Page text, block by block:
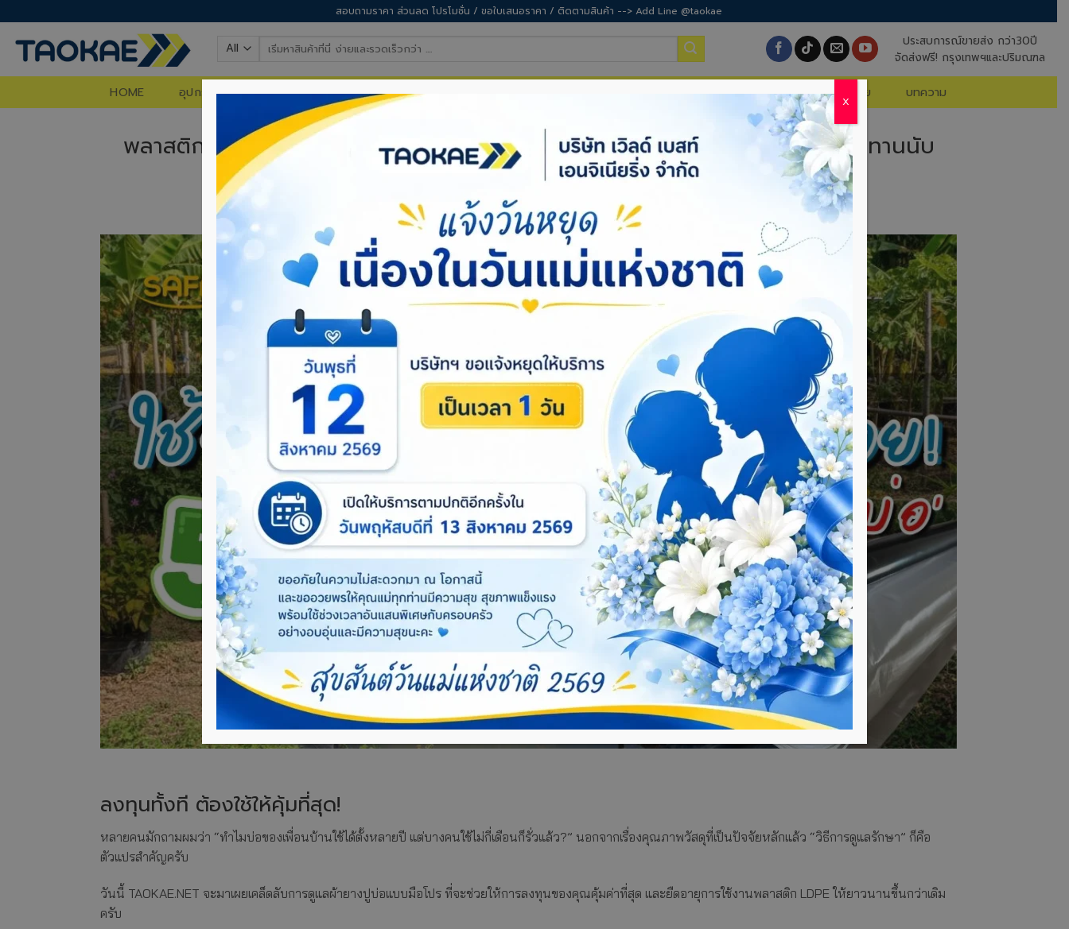
content
สอบถามราคา ส่วนลด โปรโมชั่น / ขอใบเสนอราคา / ติดตามสินค้า --> Add Line @taokae
Search
for:
ประสบการณ์ขายส่ง กว่า30ปี
จัดส่งฟรี! กรุงเทพฯและปริมณฑล
HOME อุปกรณ์ก่อสร้าง อุปกรณ์ทำสวน สินค้าจัดโปร คำถามที่พบบ่อย บทความ
พลาสติกปูบ่อ – ใช้ยาวๆ ไม่ต้องเปลี่ยนบ่อย! 5 เคล็ดลับยืดอายุ ‘ผ้ายางปูบ่อ’ ให้ทนทานนับ
ลงทุนทั้งที ต้องใช้ให้คุ้มที่สุด!
หลายคนมักถามผมว่า “ทำไมบ่อของเพื่อนบ้านใช้ได้ตั้งหลายปี แต่บางคนใช้ไม่กี่เดือนก็รั่วแล้ว?” นอกจากเรื่องคุณภาพวัสดุที่เป็นปัจจัยหลักแล้ว “วิธีการดูแลรักษา” ก็คือ
ตัวแปรสำคัญครับ
วันนี้ TAOKAE.NET จะมาเผยเคล็ดลับการดูแลผ้ายางปูบ่อแบบมือโปร ที่จะช่วยให้การลงทุนของคุณคุ้มค่าที่สุด และยืดอายุการใช้งานพลาสติก LDPE ให้ยาวนานขึ้นกว่าเดิม
ครับ
X